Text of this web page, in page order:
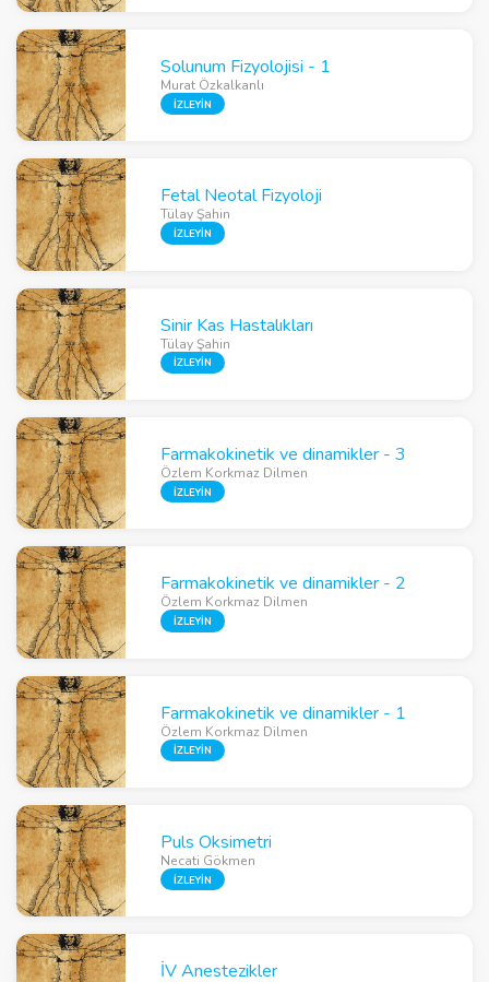
Solunum Fizyolojisi - 1
Murat Özkalkanlı
İZLEYİN
Fetal Neotal Fizyoloji
Tülay Şahin
İZLEYİN
Sinir Kas Hastalıkları
Tülay Şahin
İZLEYİN
Farmakokinetik ve dinamikler - 3
Özlem Korkmaz Dilmen
İZLEYİN
Farmakokinetik ve dinamikler - 2
Özlem Korkmaz Dilmen
İZLEYİN
Farmakokinetik ve dinamikler - 1
Özlem Korkmaz Dilmen
İZLEYİN
Puls Oksimetri
Necati Gökmen
İZLEYİN
İV Anestezikler